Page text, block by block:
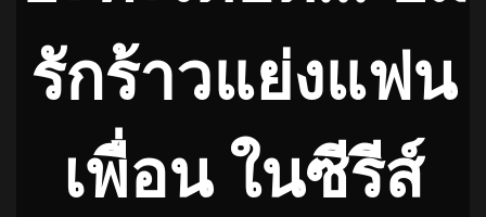
รักร้าวแย่งแฟน
เพื่อน ในซีรีส์